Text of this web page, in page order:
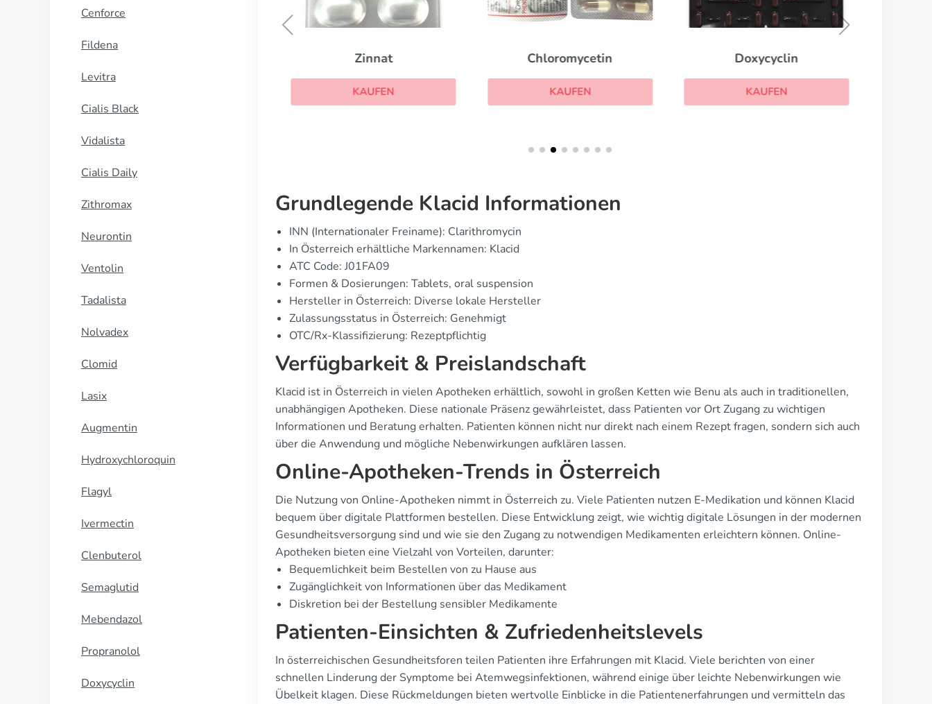
Cenforce
Fildena
Levitra
Cialis Black
Vidalista
Cialis Daily
Zithromax
Neurontin
Ventolin
Tadalista
Nolvadex
Clomid
Lasix
Augmentin
Hydroxychloroquin
Flagyl
Ivermectin
Clenbuterol
Semaglutid
Mebendazol
Propranolol
Doxycyclin
Zinnat
KAUFEN
Chloromycetin
KAUFEN
Doxycyclin
KAUFEN
Grundlegende Klacid Informationen
INN (Internationaler Freiname): Clarithromycin
In Österreich erhältliche Markennamen: Klacid
ATC Code: J01FA09
Formen & Dosierungen: Tablets, oral suspension
Hersteller in Österreich: Diverse lokale Hersteller
Zulassungsstatus in Österreich: Genehmigt
OTC/Rx-Klassifizierung: Rezeptpflichtig
Verfügbarkeit & Preislandschaft
Klacid ist in Österreich in vielen Apotheken erhältlich, sowohl in großen Ketten wie Benu als auch in traditionellen,
unabhängigen Apotheken. Diese nationale Präsenz gewährleistet, dass Patienten vor Ort Zugang zu wichtigen
Informationen und Beratung erhalten. Patienten können nicht nur direkt nach einem Rezept fragen, sondern sich auch
über die Anwendung und mögliche Nebenwirkungen aufklären lassen.
Online-Apotheken-Trends in Österreich
Die Nutzung von Online-Apotheken nimmt in Österreich zu. Viele Patienten nutzen E-Medikation und können Klacid
bequem über digitale Plattformen bestellen. Diese Entwicklung zeigt, wie wichtig digitale Lösungen in der modernen
Gesundheitsversorgung sind und wie sie den Zugang zu notwendigen Medikamenten erleichtern können. Online-
Apotheken bieten eine Vielzahl von Vorteilen, darunter:
Bequemlichkeit beim Bestellen von zu Hause aus
Zugänglichkeit von Informationen über das Medikament
Diskretion bei der Bestellung sensibler Medikamente
Patienten-Einsichten & Zufriedenheitslevels
In österreichischen Gesundheitsforen teilen Patienten ihre Erfahrungen mit Klacid. Viele berichten von einer
schnellen Linderung der Symptome bei Atemwegsinfektionen, während einige über leichte Nebenwirkungen wie
Übelkeit klagen. Diese Rückmeldungen bieten wertvolle Einblicke in die Patientenerfahrungen und vermitteln das